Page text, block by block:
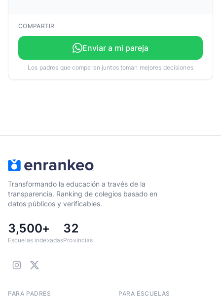
COMPARTIR
Enviar a mi pareja
Los padres que comparan juntos toman mejores decisiones
Transformando la educación a través de la
transparencia. Ranking de colegios basado en
datos públicos y verificables.
3,500+
Escuelas indexadas
32
Provincias
PARA PADRES PARA ESCUELAS